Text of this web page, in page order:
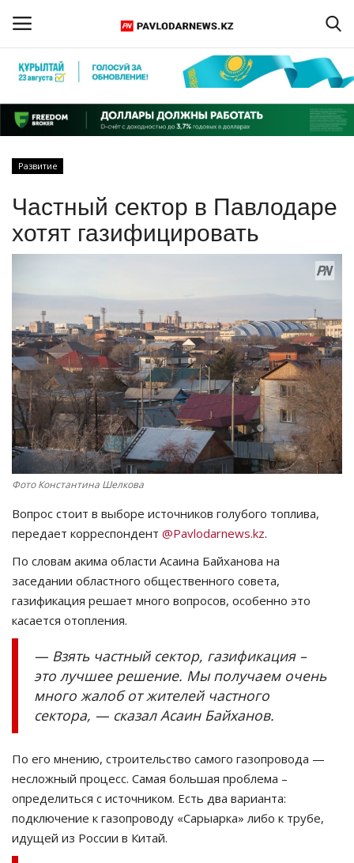
Регистрация
Главная
ПАВЛОДАРСКАЯ ОБЛАСТЬ
СПЕЦПРОЕКТЫ
СПОРТ
Чек-лист
РАЗВЛЕЧЕНИЯ
Курултай
Язык
Развитие
Частный сектор в Павлодаре
хотят газифицировать
Фото Константина Шелкова
Вопрос стоит в выборе источников голубого топлива,
передает корреспондент @Pavlodarnews.kz.
По словам акима области Асаина Байханова на
заседании областного общественного совета,
газификация решает много вопросов, особенно это
касается отопления.
— Взять частный сектор, газификация –
это лучшее решение. Мы получаем очень
много жалоб от жителей частного
сектора, — сказал Асаин Байханов.
По его мнению, строительство самого газопровода —
несложный процесс. Самая большая проблема –
определиться с источником. Есть два варианта:
подключение к газопроводу «Сарыарка» либо к трубе,
идущей из России в Китай.